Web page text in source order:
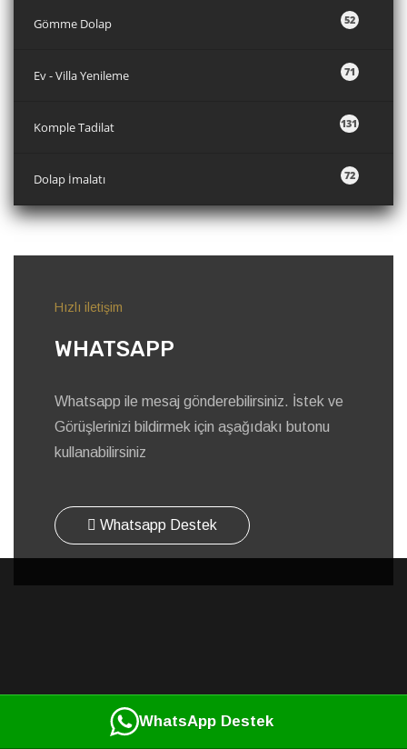
52
Gömme Dolap
71
Ev - Villa Yenileme
131
Komple Tadilat
72
Dolap İmalatı
Hızlı iletişim
WHATSAPP
Whatsapp ile mesaj gönderebilirsiniz. İstek ve
Görüşlerinizi bildirmek için aşağıdakı butonu
kullanabilirsiniz
Whatsapp Destek
WhatsApp Destek